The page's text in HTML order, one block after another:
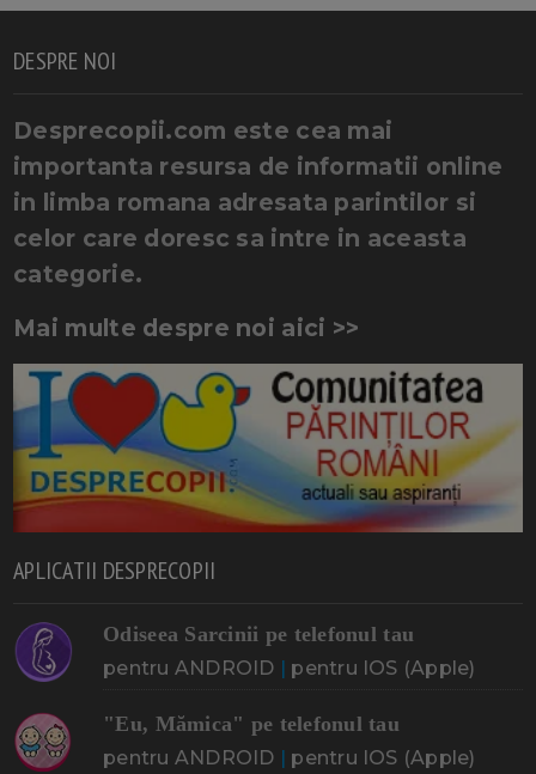
DESPRE NOI
Desprecopii.com este cea mai
importanta resursa de informatii online
in limba romana adresata parintilor si
celor care doresc sa intre in aceasta
categorie.
Mai multe despre noi aici >>
APLICATII DESPRECOPII
Odiseea Sarcinii pe telefonul tau
pentru ANDROID | pentru IOS (Apple)
"Eu, Mămica" pe telefonul tau
pentru ANDROID | pentru IOS (Apple)